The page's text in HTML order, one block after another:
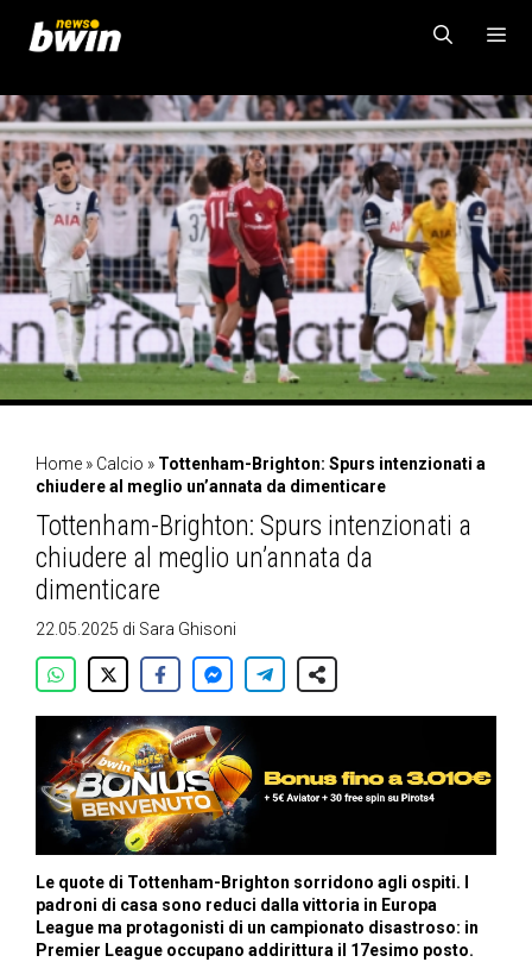
contenuto
MENU
Home » Calcio » Tottenham-Brighton: Spurs intenzionati a
chiudere al meglio un’annata da dimenticare
Tottenham-Brighton: Spurs intenzionati a
chiudere al meglio un’annata da
dimenticare
22.05.2025 di Sara Ghisoni
Le quote di Tottenham-Brighton sorridono agli ospiti. I
padroni di casa sono reduci dalla vittoria in Europa
League ma protagonisti di un campionato disastroso: in
Premier League occupano addirittura il 17esimo posto.